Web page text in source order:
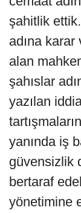
şahitlik
adına
alan
şahıslar
yazılan
yanında iş
güvensizlik
bertaraf
yönetimine